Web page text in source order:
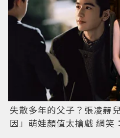
失散多年的父子？張凌赫
因」萌娃顏值太搶戲 網笑